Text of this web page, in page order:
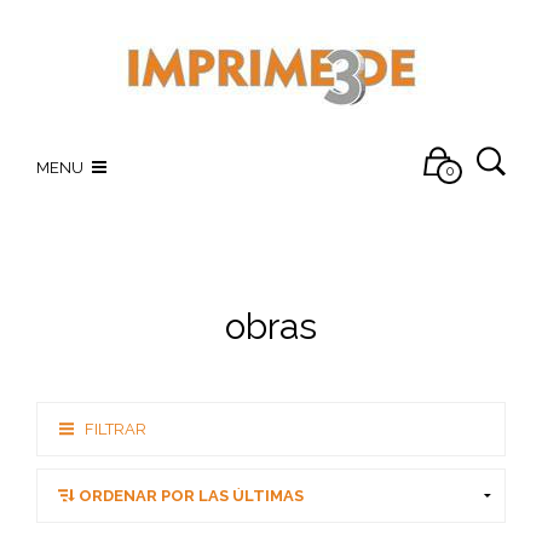
MENU 0
obras
FILTRAR